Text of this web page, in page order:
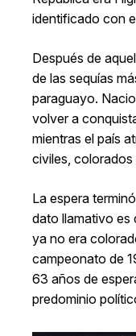
identificado con
Después de
de las sequías
paraguayo.
volver a
mientras el país
civiles,
La espera
dato llamativo es
ya no era
campeonato de
63 años de
predominio